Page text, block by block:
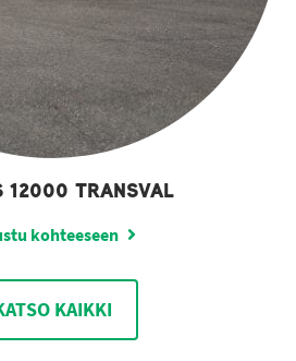
12000 TRANSVAL
kohteeseen
KAIKKI